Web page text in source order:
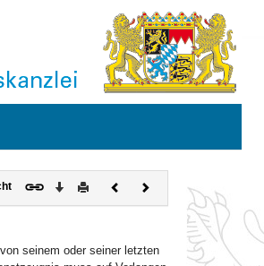
Download
DruckenVorherigesNächstes
Dokument
seinem oder seiner letzten